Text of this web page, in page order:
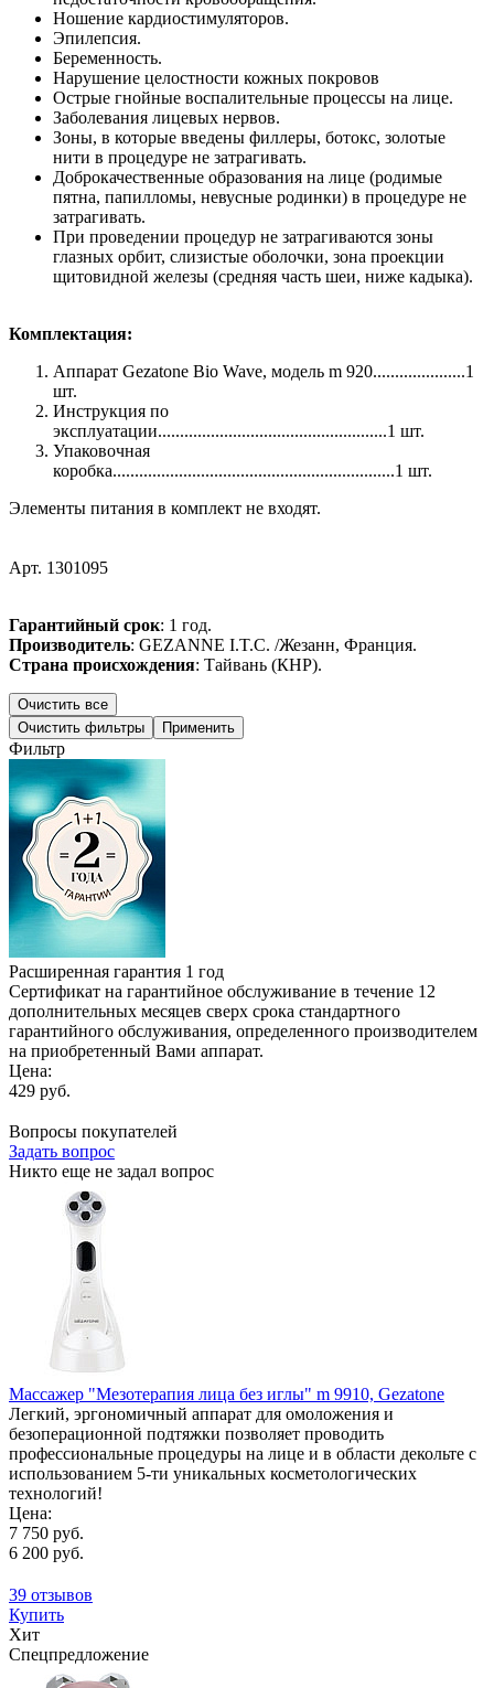
Ношение кардиостимуляторов.
Эпилепсия.
Беременность.
Нарушение целостности кожных покровов
Острые гнойные воспалительные процессы на лице.
Заболевания лицевых нервов.
Зоны, в которые введены филлеры, ботокс, золотые
нити в процедуре не затрагивать.
Доброкачественные образования на лице (родимые
пятна, папилломы, невусные родинки) в процедуре не
затрагивать.
При проведении процедур не затрагиваются зоны
глазных орбит, слизистые оболочки, зона проекции
щитовидной железы (средняя часть шеи, ниже кадыка).
Комплектация:
Аппарат Gezatone Bio Wave, модель m 920.....................1
шт.
Инструкция по
эксплуатации....................................................1 шт.
Упаковочная
коробка................................................................1 шт.
Элементы питания в комплект не входят.
Арт. 1301095
Гарантийный срок: 1 год.
Производитель: GEZANNE I.T.C. /Жезанн, Франция.
Страна происхождения: Тайвань (КНР).
Фильтр
Расширенная гарантия 1 год
Сертификат на гарантийное обслуживание в течение 12
дополнительных месяцев сверх срока стандартного
гарантийного обслуживания, определенного производителем
на приобретенный Вами аппарат.
Цена:
429 руб.
Вопросы покупателей
Задать вопрос
Никто еще не задал вопрос
Массажер "Мезотерапия лица без иглы" m 9910, Gezatone
Легкий, эргономичный аппарат для омоложения и
безоперационной подтяжки позволяет проводить
профессиональные процедуры на лице и в области декольте с
использованием 5-ти уникальных косметологических
технологий!
Цена:
7 750 руб.
6 200 руб.
39 отзывов
Купить
Хит
Спецпредложение